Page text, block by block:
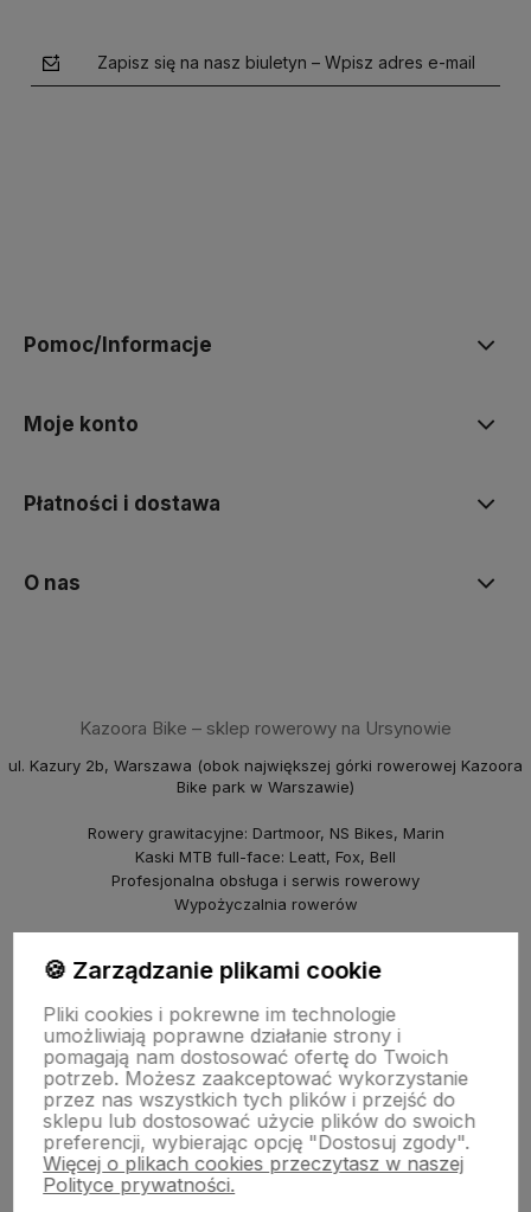
Zapisz się na nasz biuletyn – Wpisz adres e-mail
Pomoc/Informacje
Moje konto
Płatności i dostawa
O nas
Kazoora Bike – sklep rowerowy na Ursynowie
ul. Kazury 2b, Warszawa (obok największej górki rowerowej Kazoora
Bike park w Warszawie)
Rowery grawitacyjne: Dartmoor, NS Bikes, Marin
Kaski MTB full-face: Leatt, Fox, Bell
Profesjonalna obsługa i serwis rowerowy
Wypożyczalnia rowerów
piBike – sklep rowerowy na Młocinach
ul. Farysa 60b, Warszawa
Rowery crossowe i miejskie (Marin, NS Bikes, Polka)
Punkt odbioru i serwis
© 2025 Kazoora BIKE & piBike. Wszelkie prawa zastrzeżone.
🍪 Zarządzanie plikami cookie
Pliki cookies i pokrewne im technologie
umożliwiają poprawne działanie strony i
pomagają nam dostosować ofertę do Twoich
potrzeb. Możesz zaakceptować wykorzystanie
przez nas wszystkich tych plików i przejść do
sklepu lub dostosować użycie plików do swoich
preferencji, wybierając opcję "Dostosuj zgody".
Więcej o plikach cookies przeczytasz w naszej
Polityce prywatności.